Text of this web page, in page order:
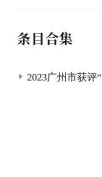
条目合集
2023广州市获评